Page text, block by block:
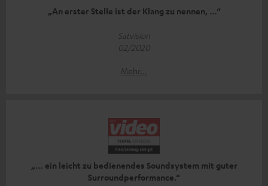
„An erster Stelle ist der Klang zu nennen, …“
Satvision
02/2020
Mehr...
„… ein leicht zu bedienendes Soundsystem mit guter
Surroundperformance.“